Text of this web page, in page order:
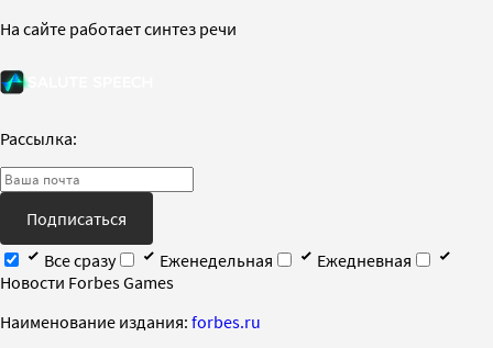
На сайте работает синтез речи
Рассылка:
Подписаться
Все сразу
Еженедельная
Ежедневная
Новости Forbes Games
Наименование издания: forbes.ru